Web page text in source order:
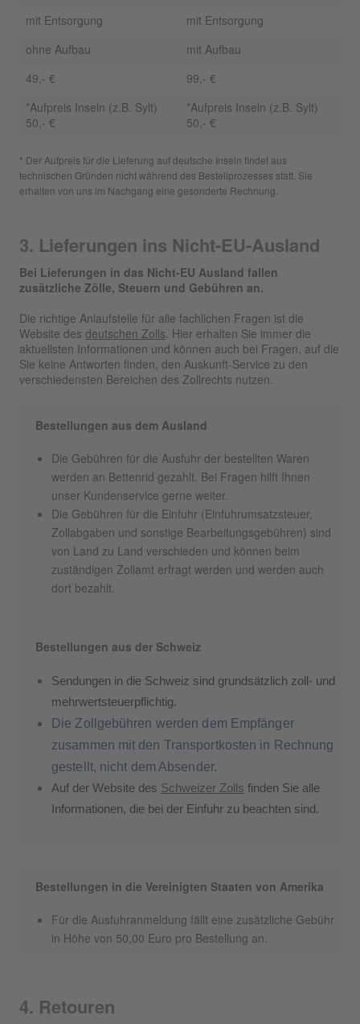
mit Entsorgung
mit Entsorgung
ohne Aufbau
mit Aufbau
49,- €
99,- €
*Aufpreis Inseln (z.B. Sylt)
50,- €
*Aufpreis Inseln (z.B. Sylt)
50,- €
* Der Aufpreis für die Lieferung auf deutsche Inseln findet aus
technischen Gründen nicht während des Bestellprozesses statt. Sie
erhalten von uns im Nachgang eine gesonderte Rechnung.
3. Lieferungen ins Nicht-EU-Ausland
Bei Lieferungen in das Nicht-EU Ausland fallen
zusätzliche Zölle, Steuern und Gebühren an.
Die richtige Anlaufstelle für alle fachlichen Fragen ist die
Website des deutschen Zolls. Hier erhalten Sie immer die
aktuellsten Informationen und können auch bei Fragen, auf die
Sie keine Antworten finden, den Auskunft-Service zu den
verschiedensten Bereichen des Zollrechts nutzen.
Bestellungen aus dem Ausland
Die Gebühren für die Ausfuhr der bestellten Waren
werden an Bettenrid gezahlt. Bei Fragen hilft Ihnen
unser Kundenservice gerne weiter.
Die Gebühren für die Einfuhr (Einfuhrumsatzsteuer,
Zollabgaben und sonstige Bearbeitungsgebühren) sind
von Land zu Land verschieden und können beim
zuständigen Zollamt erfragt werden und werden auch
dort bezahlt.
Bestellungen aus der Schweiz
Sendungen in die Schweiz sind grundsätzlich zoll- und
mehrwertsteuerpflichtig.
Die Zollgebühren werden dem Empfänger
zusammen mit den Transportkosten in Rechnung
gestellt, nicht dem Absender.
Auf der Website des Schweizer Zolls finden Sie alle
Informationen, die bei der Einfuhr zu beachten sind.
Bestellungen in die Vereinigten Staaten von Amerika
Für die Ausfuhranmeldung fällt eine zusätzliche Gebühr
in Höhe von 50,00 Euro pro Bestellung an.
4. Retouren